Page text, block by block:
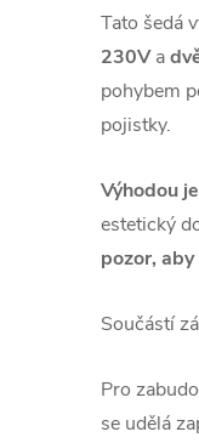
Tato šedá
230Va
pohybem
pojistky.
Výhodou je
estetický
pozor,
Součástí
Pro
se udělá